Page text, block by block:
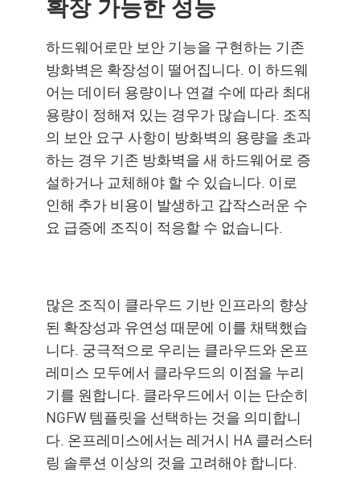
하드웨어로만 보안 기능을 구현하는 기존
방화벽은 확장성이 떨어집니다. 이 하드웨
어는 데이터 용량이나 연결 수에 따라 최대
용량이 정해져 있는 경우가 많습니다. 조직
의 보안 요구 사항이 방화벽의 용량을 초과
하는 경우 기존 방화벽을 새 하드웨어로 증
설하거나 교체해야 할 수 있습니다. 이로
인해 추가 비용이 발생하고 갑작스러운 수
요 급증에 조직이 적응할 수 없습니다.
많은 조직이 클라우드 기반 인프라의 향상
된 확장성과 유연성 때문에 이를 채택했습
니다. 궁극적으로 우리는 클라우드와 온프
레미스 모두에서 클라우드의 이점을 누리
기를 원합니다. 클라우드에서 이는 단순히
NGFW 템플릿을 선택하는 것을 의미합니
다. 온프레미스에서는 레거시 HA 클러스터
링 솔루션 이상의 것을 고려해야 합니다.